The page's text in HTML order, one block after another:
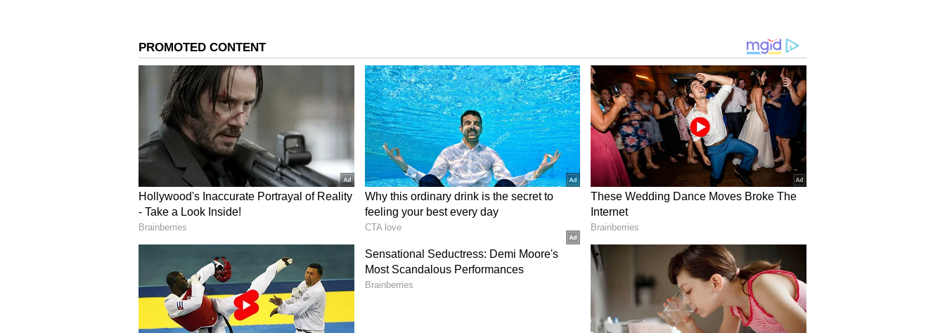
இப்போது ஆன்லைனில் சூதாடியவர்கள் கொல்லப்படுகின்றனர். இப்படி
பலவகையான குற்றங்களின் பிறப்பிடமாக ஆன்லைன் சூதாட்டம்
உருவெடுத்துள்ளது.
ஆன்லைன் சூதாட்டத்தால் மக்களும், குடும்பங்களும் சீரழிவதை நாம் இன்னும்
எத்தனை நாட்களுக்கு வேடிக்கைப் பார்த்துக் கொண்டிருக்கப் போகிறோம். இது
உடனடியாக தடை செய்யப்படாவிட்டால், வெகு விரைவில் கட்டுப்படுத்த முடியாத
அளவுக்கு பெரும் பிரச்சினையாக பேருருவெடுக்கும்.